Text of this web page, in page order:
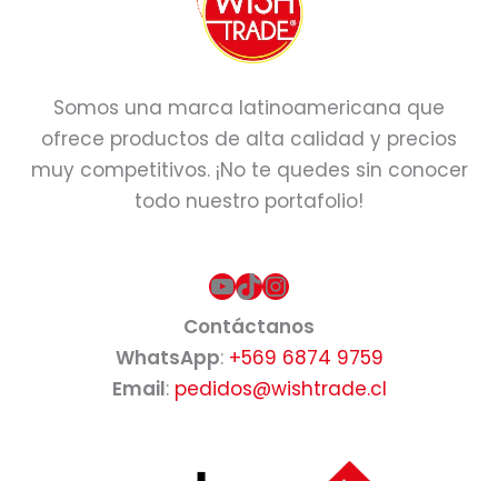
Somos una marca latinoamericana que
ofrece productos de alta calidad y precios
muy competitivos. ¡No te quedes sin conocer
todo nuestro portafolio!
YouTube
TikTok
Instagram
Contáctanos
WhatsApp: +569 6874 9759
Email: pedidos@wishtrade.cl